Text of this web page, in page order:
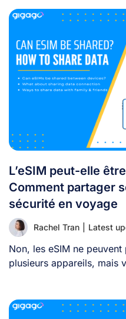
L’eSIM peut-elle
Comment partager
sécurité en voyage
Rachel Tran Latest
Non, les eSIM ne
plusieurs appareils, mais